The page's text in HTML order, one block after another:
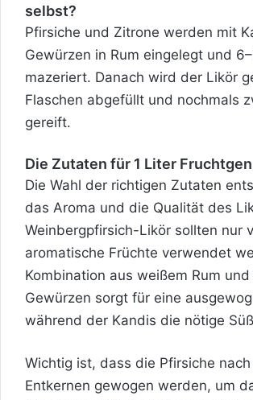
selbst?
Pfirsiche und Zitrone werden mit
Gewürzen in Rum eingelegt und
mazeriert. Danach wird der Likör
Flaschen abgefüllt und nochmals
gereift.
Die Zutaten für 1 Liter
Die Wahl der richtigen Zutaten
das Aroma und die Qualität des
Weinbergpfirsich-Likör sollten nur
aromatische Früchte verwendet
Kombination aus weißem Rum
Gewürzen sorgt für eine
während der Kandis die nötige
Wichtig ist, dass die Pfirsiche
Entkernen gewogen werden, um